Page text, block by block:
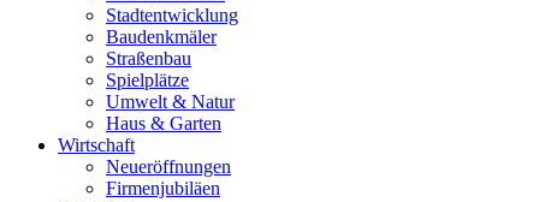
Stadtentwicklung
Baudenkmäler
Straßenbau
Spielplätze
Umwelt & Natur
Haus & Garten
Wirtschaft
Neueröffnungen
Firmenjubiläen